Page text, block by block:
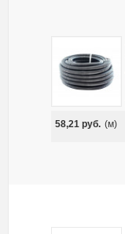
58,21 руб. (м)